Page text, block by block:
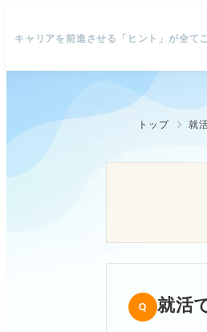
キャリアを前進させる「ヒント」が全て
トップ 就
就活